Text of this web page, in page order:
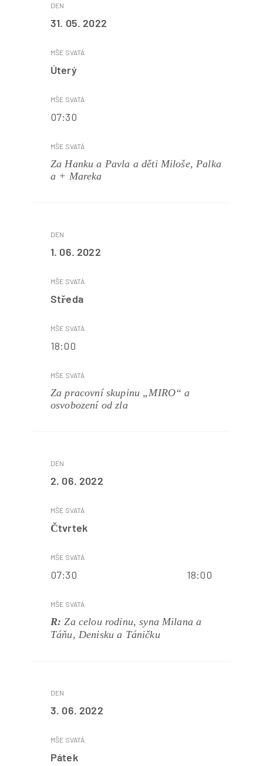
31. 05. 2022
Úterý
07:30
Za Hanku a Pavla a děti Miloše, Palka
a + Mareka
1. 06. 2022
Středa
18:00
Za pracovní skupinu „MIRO“ a
osvobození od zla
2. 06. 2022
Čtvrtek
07:30 18:00
R: Za celou rodinu, syna Milana a
Táňu, Denisku a Táničku
3. 06. 2022
Pátek